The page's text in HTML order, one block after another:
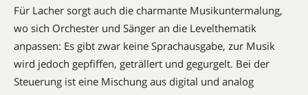
Für Lacher sorgt auch die charmante Musikuntermalung,
wo sich Orchester und Sänger an die Levelthematik
anpassen: Es gibt zwar keine Sprachausgabe, zur Musik
wird jedoch gepfiffen, geträllert und gegurgelt. Bei der
Steuerung ist eine Mischung aus digital und analog